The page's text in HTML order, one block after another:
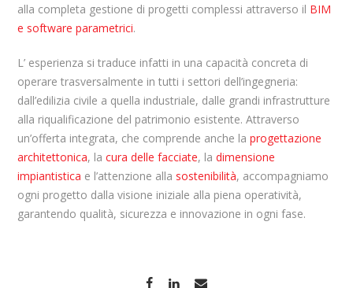
alla completa gestione di progetti complessi attraverso il BIM
e software parametrici.
L’ esperienza si traduce infatti in una capacità concreta di
operare trasversalmente in tutti i settori dell’ingegneria:
dall’edilizia civile a quella industriale, dalle grandi infrastrutture
alla riqualificazione del patrimonio esistente. Attraverso
un’offerta integrata, che comprende anche laprogettazione
architettonica, lacura delle facciate, ladimensione
impiantistica e l’attenzione alla sostenibilità, accompagniamo
ogni progetto dalla visione iniziale alla piena operatività,
garantendo qualità, sicurezza e innovazione in ogni fase.